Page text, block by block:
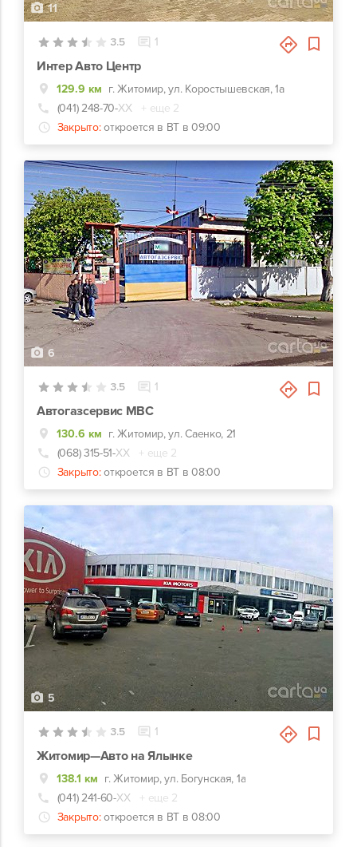
11
3.5 1
Интер Авто Центр
129.9 км г. Житомир, ул. Коростышевская, 1а
(041) 248-70-ХХ
+ еще 2
Закрыто: откроется в ВТ в 09:00
6
3.5 1
Автогазсервис МВС
130.6 км г. Житомир, ул. Саенко, 21
(068) 315-51-ХХ
+ еще 2
Закрыто: откроется в ВТ в 08:00
5
3.5 1
Житомир—Авто на Ялынке
138.1 км г. Житомир, ул. Богунская, 1а
(041) 241-60-ХХ
+ еще 2
Закрыто: откроется в ВТ в 08:00